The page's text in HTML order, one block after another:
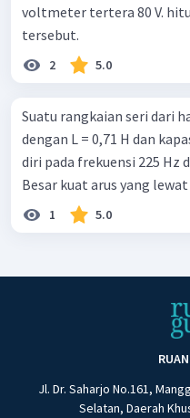
voltmeter tertera 80 V.
tersebut.
2 5.0
Suatu rangkaian seri dari
dengan L = 0,71 H dan
diri pada frekuensi 225 Hz
Besar kuat arus yang
1 5.0
Jl. Dr. Saharjo No.161,
Selatan, Daerah